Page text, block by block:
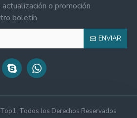
o promoción
boletín.
ENVIAR
Todos los Derechos Reservados